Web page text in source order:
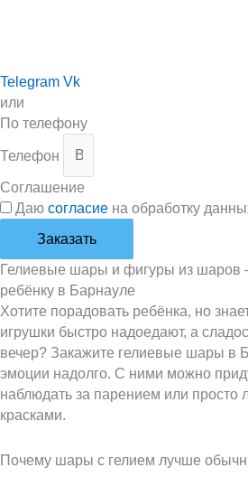
Telegram Vk
или
По телефону
Телефон
Соглашение
Даю согласие на обработку
Заказать
Гелиевые шары и фигуры из шаров
ребёнку в Барнауле
Хотите порадовать ребёнка, но
игрушки быстро надоедают, а
вечер? Закажите гелиевые шары в
эмоции надолго. С ними можно
наблюдать за парением или просто
красками.
Почему шары с гелием лучше